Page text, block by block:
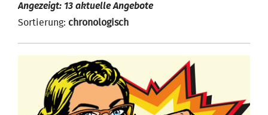
Angezeigt: 13 aktuelle Angebote
Sortierung: chronologisch